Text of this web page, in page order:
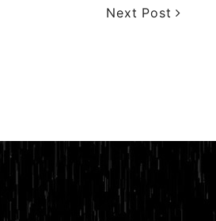
Next Post